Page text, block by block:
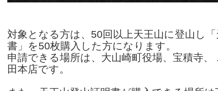
対象となる方は、50回以上天王山に登山し
書」を50枚購入した方になります。
申請できる場所は、大山崎町役場、宝積寺、
田本店です。